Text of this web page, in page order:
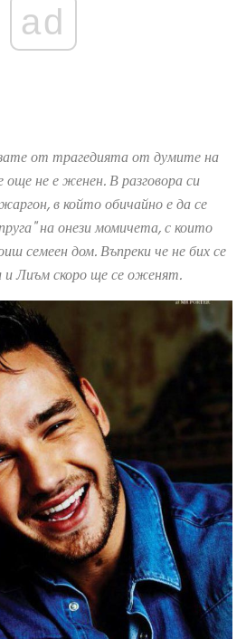
ad
от трагедията от думите на
не е женен. В разговора си
в който обичайно е да се
на онези момичета, с които
семеен дом. Въпреки че не бих се
и Лиъм скоро ще се оженят.